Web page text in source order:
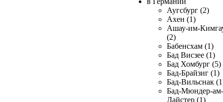
Аугсбург (2)
Ахен (1)
Ашау-им-
(2)
Бабенсхам (1)
Бад Висзее (1)
Бад Хомбург (5)
Бад-Брайзиг (1)
Бад-Вильснак
Бад-Мюндер-ам-
Дайстер (1)